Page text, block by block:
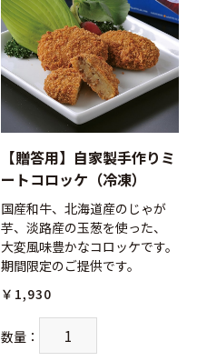
【贈答用】自家製手作りミ
ートコロッケ（冷凍）
国産和牛、北海道産のじゃが
芋、淡路産の玉葱を使った、
大変風味豊かなコロッケです。
期間限定のご提供です。
￥1,930
数量 ：